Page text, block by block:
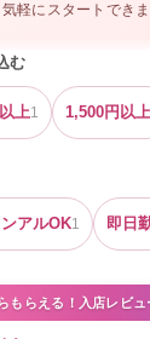
軽にスタートできま
む
上1 1,500円以上
ンアルOK1 即日
もらえる！入店レビュ